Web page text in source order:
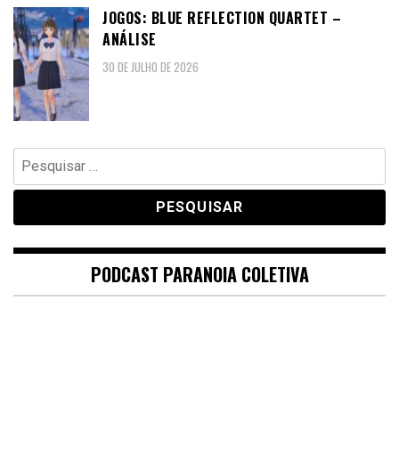
JOGOS: BLUE REFLECTION QUARTET –
ANÁLISE
30 DE JULHO DE 2026
Pesquisar
por:
PODCAST PARANOIA COLETIVA